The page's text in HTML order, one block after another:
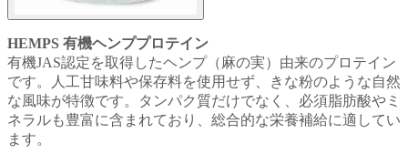
HEMPS 有機ヘンププロテイン
有機JAS認定を取得したヘンプ（麻の実）由来のプロテイン
です。人工甘味料や保存料を使用せず、きな粉のような自然
な風味が特徴です。タンパク質だけでなく、必須脂肪酸やミ
ネラルも豊富に含まれており、総合的な栄養補給に適してい
ます。